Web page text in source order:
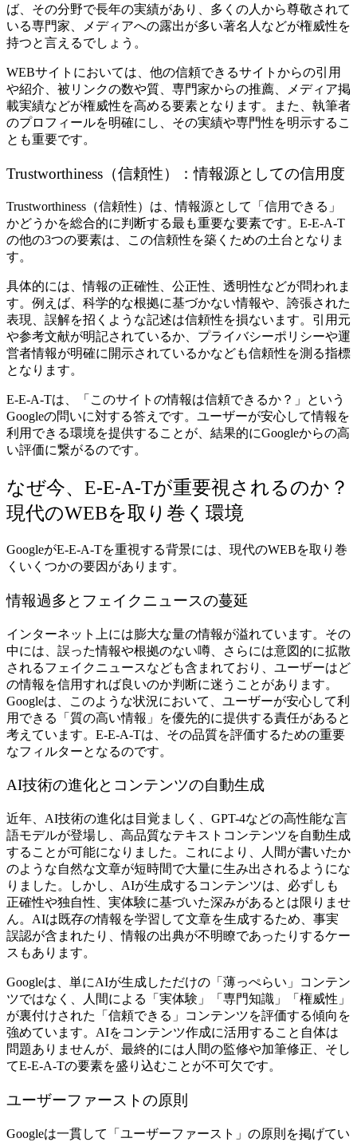
ば、その分野で長年の実績があり、多くの人から尊敬されて
いる専門家、メディアへの露出が多い著名人などが権威性を
持つと言えるでしょう。
WEBサイトにおいては、他の信頼できるサイトからの引用
や紹介、被リンクの数や質、専門家からの推薦、メディア掲
載実績などが権威性を高める要素となります。また、執筆者
のプロフィールを明確にし、その実績や専門性を明示するこ
とも重要です。
Trustworthiness（信頼性）：情報源としての信用度
Trustworthiness（信頼性）は、情報源として「信用できる」
かどうかを総合的に判断する最も重要な要素です。E-E-A-T
の他の3つの要素は、この信頼性を築くための土台となりま
す。
具体的には、情報の正確性、公正性、透明性などが問われま
す。例えば、科学的な根拠に基づかない情報や、誇張された
表現、誤解を招くような記述は信頼性を損ないます。引用元
や参考文献が明記されているか、プライバシーポリシーや運
営者情報が明確に開示されているかなども信頼性を測る指標
となります。
E-E-A-Tは、「このサイトの情報は信頼できるか？」という
Googleの問いに対する答えです。ユーザーが安心して情報を
利用できる環境を提供することが、結果的にGoogleからの高
い評価に繋がるのです。
なぜ今、E-E-A-Tが重要視されるのか？
現代のWEBを取り巻く環境
GoogleがE-E-A-Tを重視する背景には、現代のWEBを取り巻
くいくつかの要因があります。
情報過多とフェイクニュースの蔓延
インターネット上には膨大な量の情報が溢れています。その
中には、誤った情報や根拠のない噂、さらには意図的に拡散
されるフェイクニュースなども含まれており、ユーザーはど
の情報を信用すれば良いのか判断に迷うことがあります。
Googleは、このような状況において、ユーザーが安心して利
用できる「質の高い情報」を優先的に提供する責任があると
考えています。E-E-A-Tは、その品質を評価するための重要
なフィルターとなるのです。
AI技術の進化とコンテンツの自動生成
近年、AI技術の進化は目覚ましく、GPT-4などの高性能な言
語モデルが登場し、高品質なテキストコンテンツを自動生成
することが可能になりました。これにより、人間が書いたか
のような自然な文章が短時間で大量に生み出されるようにな
りました。しかし、AIが生成するコンテンツは、必ずしも
正確性や独自性、実体験に基づいた深みがあるとは限りませ
ん。AIは既存の情報を学習して文章を生成するため、事実
誤認が含まれたり、情報の出典が不明瞭であったりするケー
スもあります。
Googleは、単にAIが生成しただけの「薄っぺらい」コンテン
ツではなく、人間による「実体験」「専門知識」「権威性」
が裏付けされた「信頼できる」コンテンツを評価する傾向を
強めています。AIをコンテンツ作成に活用すること自体は
問題ありませんが、最終的には人間の監修や加筆修正、そし
てE-E-A-Tの要素を盛り込むことが不可欠です。
ユーザーファーストの原則
Googleは一貫して「ユーザーファースト」の原則を掲げてい